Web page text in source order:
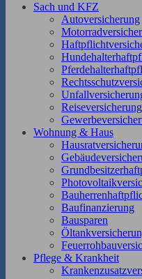
Sach und KFZ
Autoversicherung
Reiseversicherung
Wohnung & Haus
Baufinanzierung
Bausparen
Pflege & Krankheit